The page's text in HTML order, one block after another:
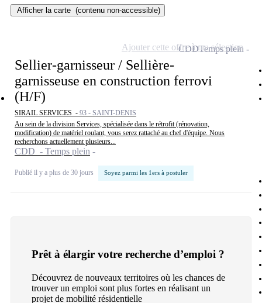
Afficher la carte (contenu non-accessible)
Sellier-garnisseur / Sellière-
garnisseuse en construction ferrovi
(H/F)
SIRAIL SERVICES - 93 - SAINT-DENIS
Au sein de la division Services, spécialisée dans le rétrofit (rénovation,
modification) de matériel roulant, vous serez rattaché au chef d'équipe. Nous
recherchons actuellement plusieurs...
CDD - Temps plein
Publié il y a plus de 30 jours Soyez parmi les 1ers à postuler
CDDTemps plein
Ajouter cette offre à ma sélection
Prêt à élargir votre recherche d’emploi ?
Découvrez de nouveaux territoires où les chances de
trouver un emploi sont plus fortes en réalisant un
projet de mobilité résidentielle